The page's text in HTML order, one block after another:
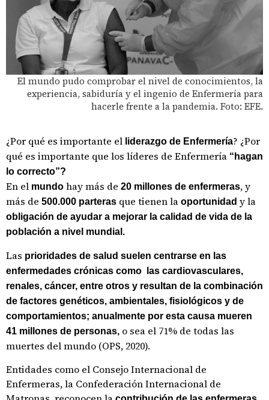
El mundo pudo comprobar el nivel de conocimientos, la
experiencia, sabiduría y el ingenio de Enfermería para
hacerle frente a la pandemia. Foto: EFE.
¿Por qué es importante el liderazgo de Enfermería? ¿Por
qué es importante que los líderes de Enfermería “hagan
lo correcto”?
En el mundo hay más de 20 millones de enfermeras, y
más de 500.000 parteras que tienen la oportunidad y la
obligación de ayudar a mejorar la calidad de vida de la
población a nivel mundial.
Las prioridades de salud suelen centrarse en las
enfermedades crónicas como las cardiovasculares,
renales, cáncer, entre otros y resultan de la combinación
de factores genéticos, ambientales, fisiológicos y de
comportamientos; anualmente por esta causa mueren
41 millones de personas, o sea el 71% de todas las
muertes del mundo (OPS, 2020).
Entidades como el Consejo Internacional de
Enfermeras, la Confederación Internacional de